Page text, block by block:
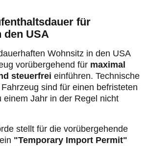
für
den USA
Wohnsitz in den USA
vorübergehend für maximal
steuerfrei einführen. Technische
sind für einen befristeten
einem Jahr in der Regel nicht
stellt für die vorübergehende
"Temporary Import Permit"